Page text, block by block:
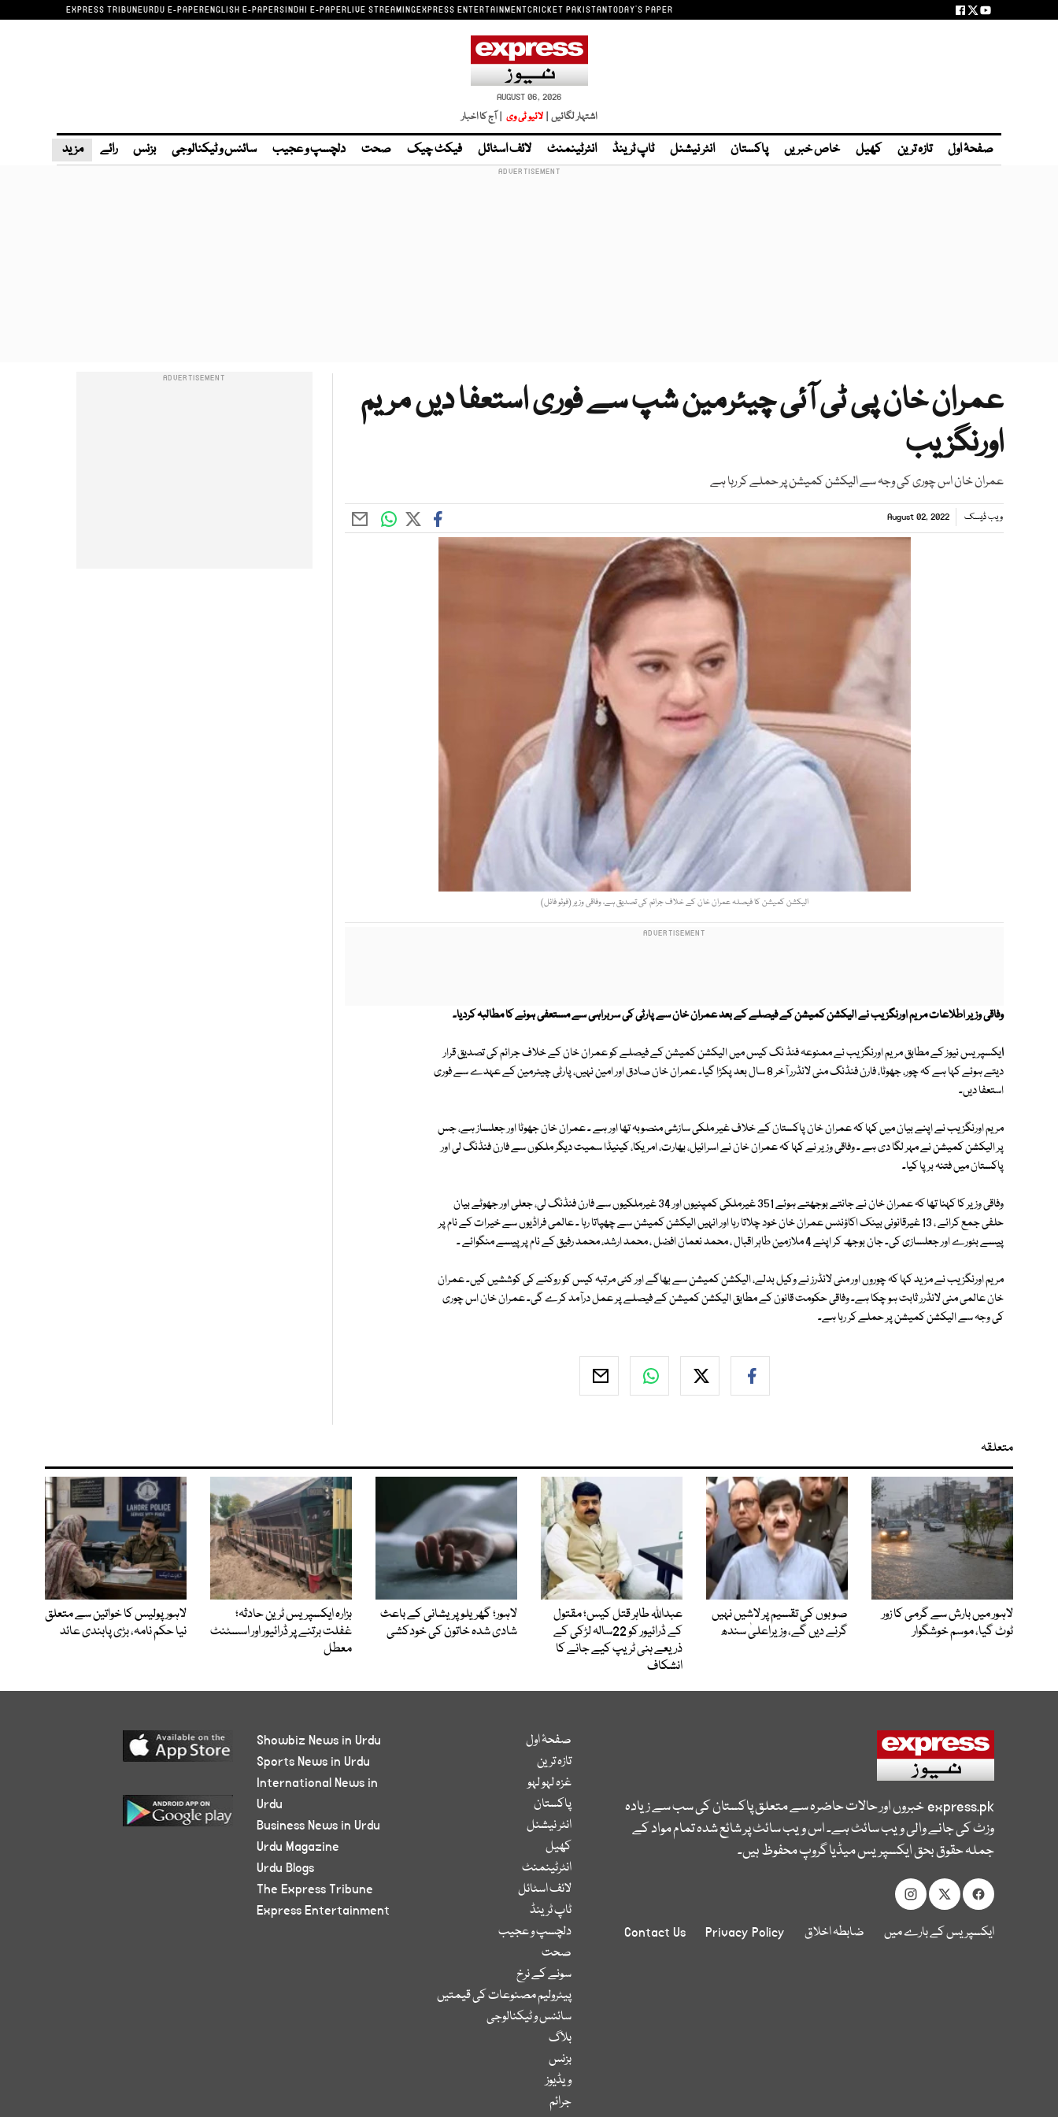
EXPRESS TRIBUNEURDU E-PAPERENGLISH E-PAPERSINDHI E-PAPERLIVE STREAMINGEXPRESS ENTERTAINMENTCRICKET PAKISTANTODAY'S PAPER
AUGUST 06, 2026
اشتہار لگائیں | لائیو ٹی وی | آج کا اخبار
صفحۂ اول تازہ ترین کھیل خاص خبریں پاکستان انٹر نیشنل ٹاپ ٹرینڈ انٹرٹینمنٹ لائف اسٹائل فیکٹ چیک صحت دلچسپ و عجیب سائنس و ٹیکنالوجی بزنس رائے مزید
عمران خان پی ٹی آئی چیئرمین شپ سے فوری استعفا دیں مریم
اورنگزیب
عمران خان اس چوری کی وجہ سے الیکشن کمیشن پر حملے کر رہا ہے
ویب ڈیسک August 02, 2022
الیکشن کمیشن کا فیصلہ عمران خان کے خلاف جرائم کی تصدیق ہے، وفاقی وزیر (فوٹو فائل)
وفاقی وزیر اطلاعات مریم اورنگزیب نے الیکشن کمیشن کے فیصلے کے بعد عمران خان سے پارٹی کی سربراہی سے مستعفی ہونے کا مطالبہ کردیا۔
ایکسپریس نیوز کے مطابق مریم اورنگزیب نے ممنوعہ فنڈ نگ کیس میں الیکشن کمیشن کے فیصلے کو عمران خان کے خلاف جرائم کی تصدیق قرار
دیتے ہوئے کہا ہے کہ چور، جھوٹا، فارن فنڈنگ منی لانڈرر آخر 8 سال بعد پکڑا گیا۔ عمران خان صادق اور امین نہیں، پارٹی چیئرمین کے عہدے سے فوری
استعفا دیں۔
مریم اورنگزیب نے اپنے بیان میں کہا کہ عمران خان پاکستان کے خلاف غیر ملکی سازشی منصوبہ تھا اور ہے ۔ عمران خان جھوٹا اور جعلساز ہے، جس
پر الیکشن کمیشن نے مہر لگا دی ہے ۔ وفاقی وزیر نے کہا کہ عمران خان نے اسرائیل، بھارت، امریکا، کینیڈا سمیت دیگر ملکوں سے فارن فنڈنگ لی اور
پاکستان میں فتنہ برپا کیا۔
وفاقی وزیر کا کہنا تھا کہ عمران خان نے جانتے بوجھتے ہوئے 351 غیرملکی کمپنیوں اور 34 غیرملکیوں سے فارن فنڈنگ لی، جعلی اور جھوٹے بیان
حلفی جمع کرائے ، 13 غیرقانونی بینک اکاؤنٹس عمران خان خود چلاتا رہا اور انہیں الیکشن کمیشن سے چھپاتا رہا ۔ عالمی فراڈیوں سے خیرات کے نام پر
پیسے بٹورے اور جعلسازی کی۔ جان بوجھ کر اپنے 4 ملازمین طاہر اقبال ، محمد نعمان افضل ، محمد ارشد، محمد رفیق کے نام پر پیسے منگوائے ۔
مریم اورنگزیب نے مزید کہا کہ چوروں اور منی لانڈرز نے وکیل بدلے، الیکشن کمیشن سے بھاگے اور کئی مرتبہ کیس کو روکنے کی کوششیں کیں۔ عمران
خان عالمی منی لانڈرر ثابت ہو چکا ہے۔ وفاقی حکومت قانون کے مطابق الیکشن کمیشن کے فیصلے پر عمل درآمد کرے گی۔ عمران خان اس چوری
کی وجہ سے الیکشن کمیشن پر حملے کر رہا ہے۔
متعلقہ
لاہور میں بارش سے گرمی کا زور
ٹوٹ گیا، موسم خوشگوار
صوبوں کی تقسیم پر لاشیں نہیں
گرنے دیں گے، وزیراعلیٰ سندھ
عبداللہ طاہر قتل کیس؛ مقتول
کے ڈرائیور کو 22سالہ لڑکی کے
ذریعے ہنی ٹریپ کیے جانے کا
انشکاف
لاہور؛ گھریلو پریشانی کے باعث
شادی شدہ خاتون کی خودکشی
ہزارہ ایکسپریس ٹرین حادثہ؛
غفلت برتنے پر ڈرائیور اور اسسٹنٹ
معطل
لاہور پولیس کا خواتین سے متعلق
نیا حکم نامہ، بڑی پابندی عائد
express.pkخبروں اور حالات حاضرہ سے متعلق پاکستان کی سب سے زیادہ
وزٹ کی جانے والی ویب سائٹ ہے۔ اس ویب سائٹ پر شائع شدہ تمام مواد کے
جملہ حقوق بحق ایکسپریس میڈیا گروپ محفوظ ہیں۔
ایکسپریس کے بارے میں ضابطہ اخلاق Privacy Policy
Contact Us
صفحۂ اول
تازہ ترین
غزہ لہو لہو
پاکستان
انٹر نیشنل
کھیل
انٹرٹینمنٹ
لائف اسٹائل
ٹاپ ٹرینڈ
دلچسپ و عجیب
صحت
سونے کے نرخ
پیٹرولیم مصنوعات کی قیمتیں
سائنس و ٹیکنالوجی
بلاگ
بزنس
ویڈیوز
جرائم
Showbiz News in Urdu
Sports News in Urdu
International News in
Urdu
Business News in Urdu
Urdu Magazine
Urdu Blogs
The Express Tribune
Express Entertainment